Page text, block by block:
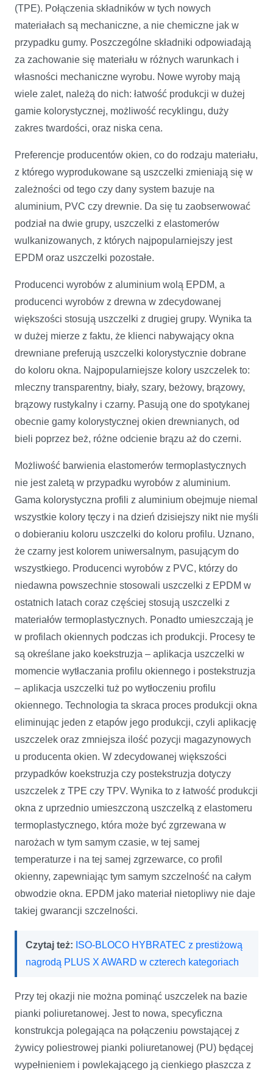
(TPE). Połączenia składników w tych nowych
materiałach są mechaniczne, a nie chemiczne jak w
przypadku gumy. Poszczególne składniki odpowiadają
za zachowanie się materiału w różnych warunkach i
własności mechaniczne wyrobu. Nowe wyroby mają
wiele zalet, należą do nich: łatwość produkcji w dużej
gamie kolorystycznej, możliwość recyklingu, duży
zakres twardości, oraz niska cena.
Preferencje producentów okien, co do rodzaju materiału,
z którego wyprodukowane są uszczelki zmieniają się w
zależności od tego czy dany system bazuje na
aluminium, PVC czy drewnie. Da się tu zaobserwować
podział na dwie grupy, uszczelki z elastomerów
wulkanizowanych, z których najpopularniejszy jest
EPDM oraz uszczelki pozostałe.
Producenci wyrobów z aluminium wolą EPDM, a
producenci wyrobów z drewna w zdecydowanej
większości stosują uszczelki z drugiej grupy. Wynika ta
w dużej mierze z faktu, że klienci nabywający okna
drewniane preferują uszczelki kolorystycznie dobrane
do koloru okna. Najpopularniejsze kolory uszczelek to:
mleczny transparentny, biały, szary, beżowy, brązowy,
brązowy rustykalny i czarny. Pasują one do spotykanej
obecnie gamy kolorystycznej okien drewnianych, od
bieli poprzez beż, różne odcienie brązu aż do czerni.
Możliwość barwienia elastomerów termoplastycznych
nie jest zaletą w przypadku wyrobów z aluminium.
Gama kolorystyczna profili z aluminium obejmuje niemal
wszystkie kolory tęczy i na dzień dzisiejszy nikt nie myśli
o dobieraniu koloru uszczelki do koloru profilu. Uznano,
że czarny jest kolorem uniwersalnym, pasującym do
wszystkiego. Producenci wyrobów z PVC, którzy do
niedawna powszechnie stosowali uszczelki z EPDM w
ostatnich latach coraz częściej stosują uszczelki z
materiałów termoplastycznych. Ponadto umieszczają je
w profilach okiennych podczas ich produkcji. Procesy te
są określane jako koekstruzja – aplikacja uszczelki w
momencie wytłaczania profilu okiennego i postekstruzja
– aplikacja uszczelki tuż po wytłoczeniu profilu
okiennego. Technologia ta skraca proces produkcji okna
eliminując jeden z etapów jego produkcji, czyli aplikację
uszczelek oraz zmniejsza ilość pozycji magazynowych
u producenta okien. W zdecydowanej większości
przypadków koekstruzja czy postekstruzja dotyczy
uszczelek z TPE czy TPV. Wynika to z łatwość produkcji
okna z uprzednio umieszczoną uszczelką z elastomeru
termoplastycznego, która może być zgrzewana w
narożach w tym samym czasie, w tej samej
temperaturze i na tej samej zgrzewarce, co profil
okienny, zapewniając tym samym szczelność na całym
obwodzie okna. EPDM jako materiał nietopliwy nie daje
takiej gwarancji szczelności.
Czytaj też: ISO-BLOCO HYBRATEC z prestiżową
nagrodą PLUS X AWARD w czterech kategoriach
Przy tej okazji nie można pominąć uszczelek na bazie
pianki poliuretanowej. Jest to nowa, specyficzna
konstrukcja polegająca na połączeniu powstającej z
żywicy poliestrowej pianki poliuretanowej (PU) będącej
wypełnieniem i powlekającego ją cienkiego płaszcza z